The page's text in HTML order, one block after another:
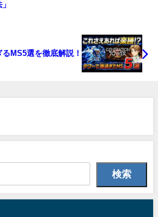
MS5選を徹底解説！
検索